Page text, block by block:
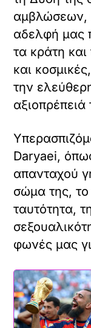
αμβλώσεων,
αδελφή μας
τα κράτη και
και
την
αξιοπρέπειά
Daryaei,
απανταχού
σώμα της, το
ταυτότητα,
φωνές μας